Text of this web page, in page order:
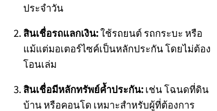
ประจำวัน
สินเชื่อรถแลกเงิน:ใช้รถยนต์ รถกระบะ หรือ
แม้แต่มอเตอร์ไซค์เป็นหลักประกัน โดยไม่ต้อง
โอนเล่ม
สินเชื่อมีหลักทรัพย์ค้ำประกัน:เช่น โฉนดที่ดิน
บ้าน หรือคอนโด เหมาะสำหรับผู้ที่ต้องการ